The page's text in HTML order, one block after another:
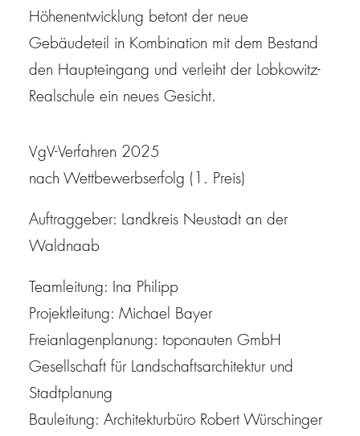
Höhenentwicklung betont der neue
Gebäudeteil in Kombination mit dem Bestand
den Haupteingang und verleiht der Lobkowitz-
Realschule ein neues Gesicht.
VgV-Verfahren 2025
nach Wettbewerbserfolg (1. Preis)
Auftraggeber: Landkreis Neustadt an der
Waldnaab
Teamleitung: Ina Philipp
Projektleitung: Michael Bayer
Freianlagenplanung: toponauten GmbH
Gesellschaft für Landschaftsarchitektur und
Stadtplanung
Bauleitung: Architekturbüro Robert Würschinger